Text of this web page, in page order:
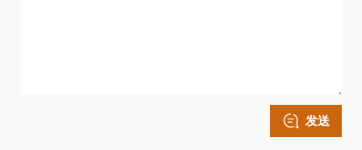
发送